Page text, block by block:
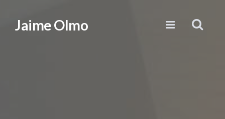
Jaime Olmo